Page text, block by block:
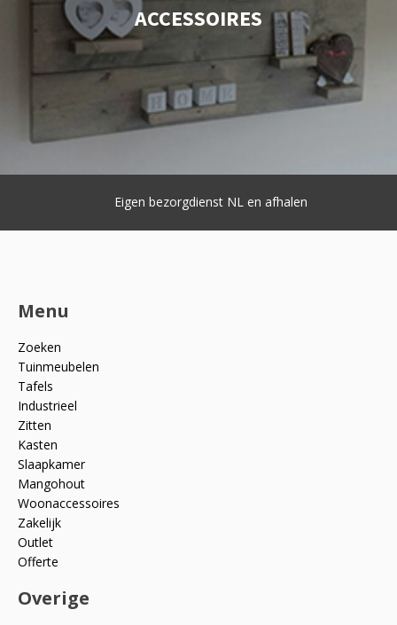
ACCESSOIRES
Eigen bezorgdienst NL en afhalen
Menu
Zoeken
Tuinmeubelen
Tafels
Industrieel
Zitten
Kasten
Slaapkamer
Mangohout
Woonaccessoires
Zakelijk
Outlet
Offerte
Overige